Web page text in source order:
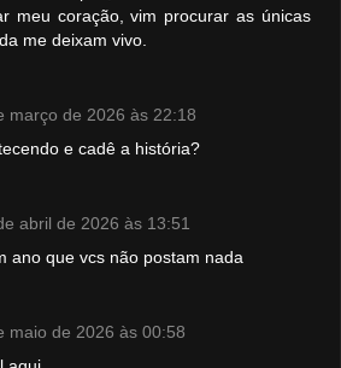
meu coração, vim procurar as únicas
me deixam vivo.
março de 2026 às 22:18
e cadê a história?
abril de 2026 às 13:51
ano que vcs não postam nada
maio de 2026 às 00:58